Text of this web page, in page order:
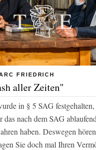
FRIEDRICH
aller Zeiten"
in § 5 SAG festgehalten,
das nach dem SAG
haben. Deswegen
Sie doch mal Ihren